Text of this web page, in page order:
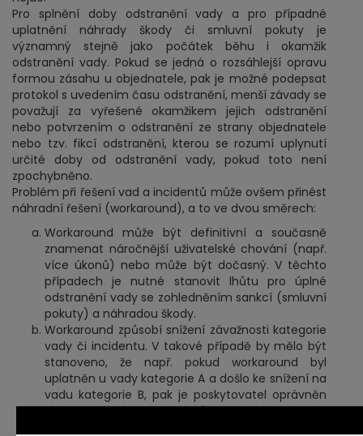
Pro splnění doby odstranění vady a pro případné
uplatnění náhrady škody či smluvní pokuty je
významný stejně jako počátek běhu i okamžik
odstranění vady. Pokud se jedná o rozsáhlejší opravu
formou zásahu u objednatele, pak je možné podepsat
protokol s uvedením času odstranění, menší závady se
považují za vyřešené okamžikem jejich odstranění
nebo potvrzením o odstranění ze strany objednatele
nebo tzv. fikcí odstranění, kterou se rozumí uplynutí
určité doby od odstranění vady, pokud toto není
zpochybněno.
Problém při řešení vad a incidentů může ovšem přinést
náhradní řešení (workaround), a to ve dvou směrech:
Workaround může být definitivní a současně
znamenat náročnější uživatelské chování (např.
více úkonů) nebo může být dočasný. V těchto
případech je nutné stanovit lhůtu pro úplné
odstranění vady se zohledněním sankcí (smluvní
pokuty) a náhradou škody.
Workaround způsobí snížení závažnosti kategorie
vady či incidentu. V takové případě by mělo být
stanoveno, že např. pokud workaround byl
uplatněn u vady kategorie A a došlo ke snížení na
vadu kategorie B, pak je poskytovatel oprávněn
řídit se při odstraňování původně hlášené vady